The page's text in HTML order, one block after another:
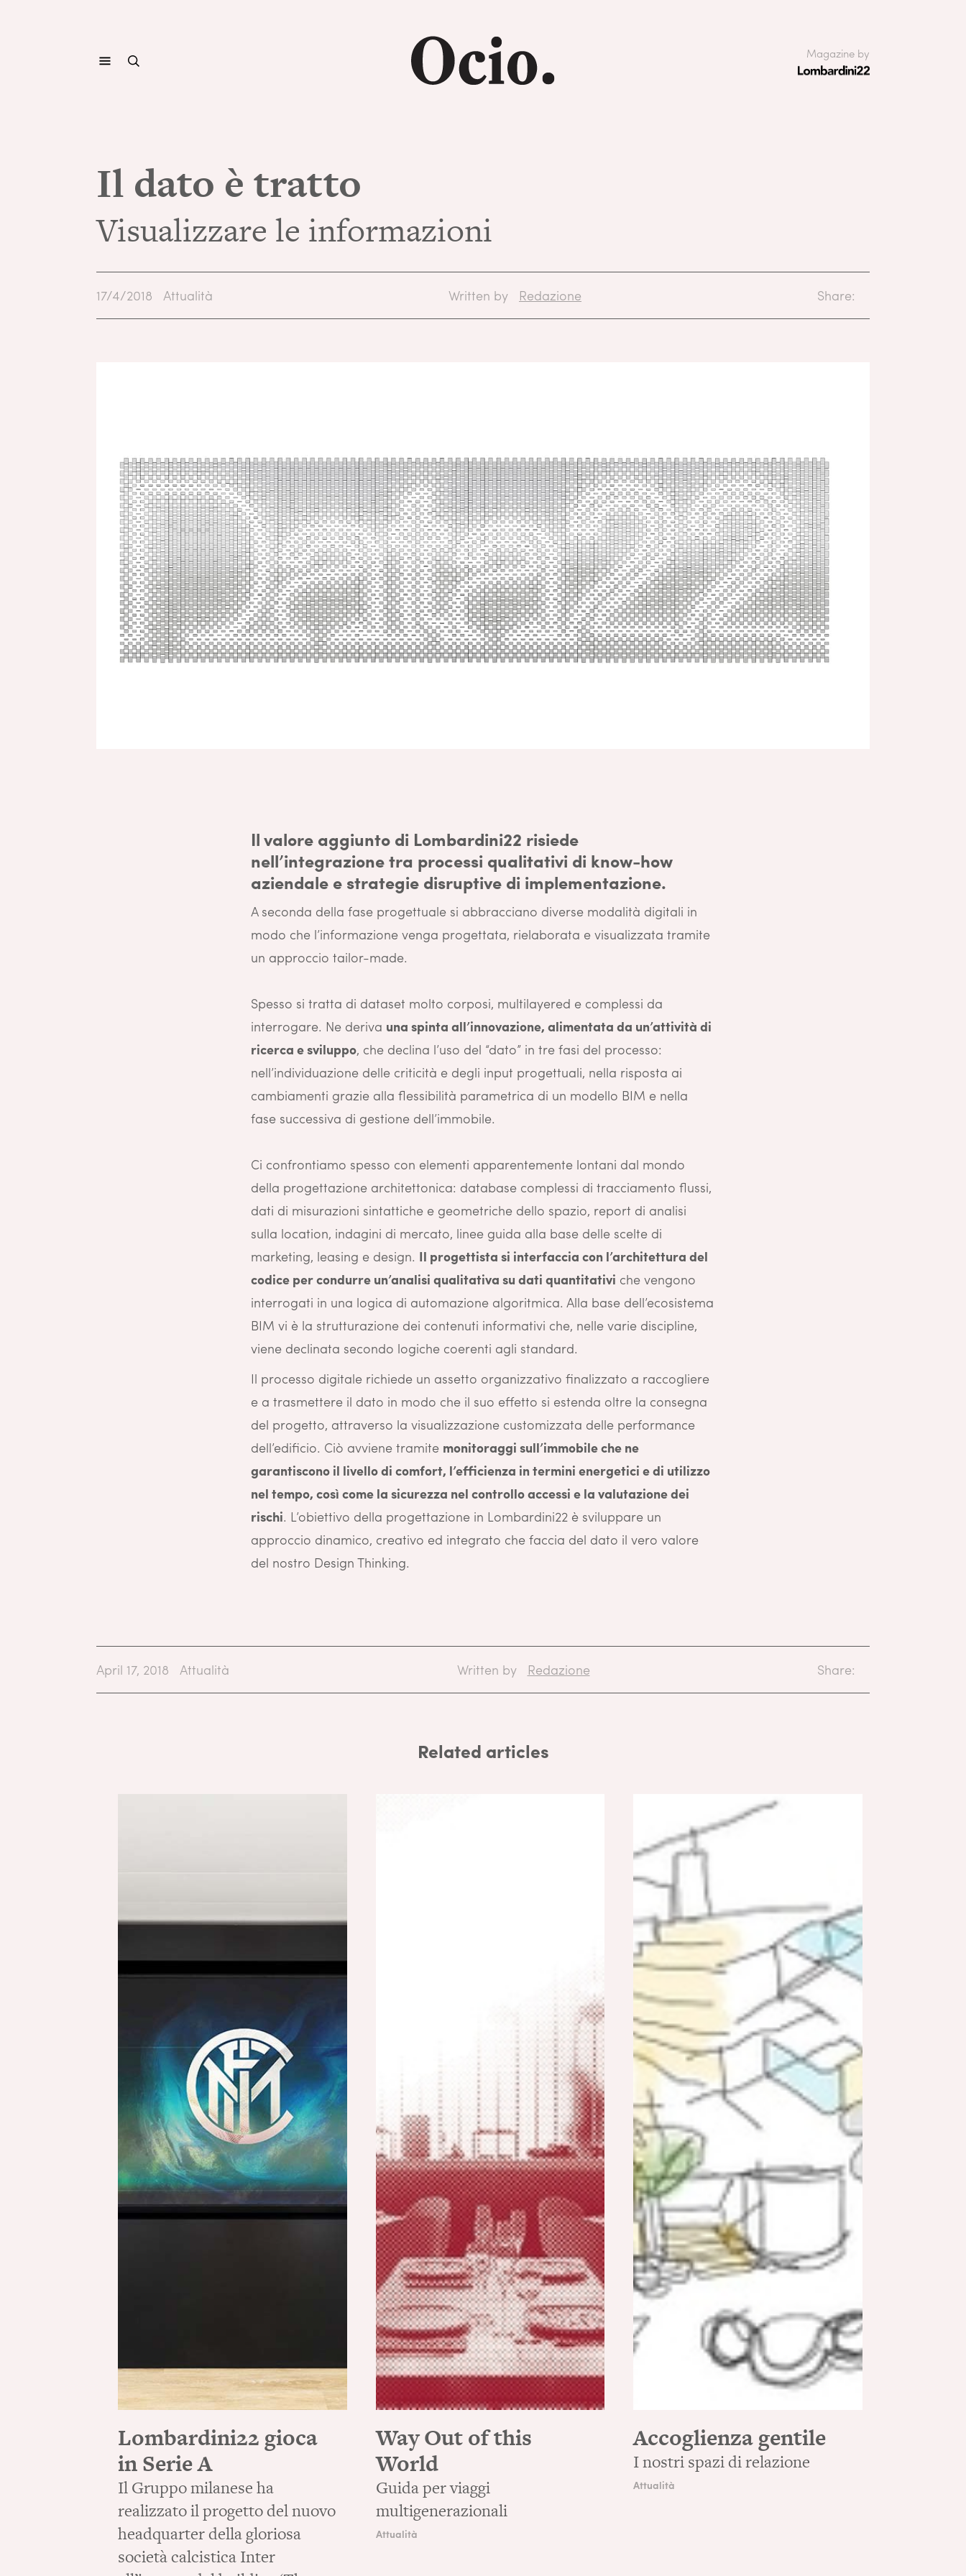
Magazine by
Il dato è tratto
Visualizzare le informazioni
17/4/2018 Attualità Written by Redazione Share:
Il valore aggiunto di Lombardini22 risiede
nell’integrazione tra processi qualitativi di know-how
aziendale e strategie disruptive di implementazione.
A seconda della fase progettuale si abbracciano diverse modalità digitali in
modo che l’informazione venga progettata, rielaborata e visualizzata tramite
un approccio tailor-made.
Spesso si tratta di dataset molto corposi, multilayered e complessi da
interrogare. Ne deriva una spinta all’innovazione, alimentata da un’attività di
ricerca e sviluppo, che declina l’uso del “dato” in tre fasi del processo:
nell’individuazione delle criticità e degli input progettuali, nella risposta ai
cambiamenti grazie alla flessibilità parametrica di un modello BIM e nella
fase successiva di gestione dell’immobile.
Ci confrontiamo spesso con elementi apparentemente lontani dal mondo
della progettazione architettonica: database complessi di tracciamento flussi,
dati di misurazioni sintattiche e geometriche dello spazio, report di analisi
sulla location, indagini di mercato, linee guida alla base delle scelte di
marketing, leasing e design. Il progettista si interfaccia con l’architettura del
codice per condurre un’analisi qualitativa su dati quantitativi che vengono
interrogati in una logica di automazione algoritmica. Alla base dell’ecosistema
BIM vi è la strutturazione dei contenuti informativi che, nelle varie discipline,
viene declinata secondo logiche coerenti agli standard.
Il processo digitale richiede un assetto organizzativo finalizzato a raccogliere
e a trasmettere il dato in modo che il suo effetto si estenda oltre la consegna
del progetto, attraverso la visualizzazione customizzata delle performance
dell’edificio. Ciò avviene tramite monitoraggi sull’immobile che ne
garantiscono il livello di comfort, l’efficienza in termini energetici e di utilizzo
nel tempo, così come la sicurezza nel controllo accessi e la valutazione dei
rischi. L’obiettivo della progettazione in Lombardini22 è sviluppare un
approccio dinamico, creativo ed integrato che faccia del dato il vero valore
del nostro Design Thinking.
April 17, 2018 Attualità Written by Redazione Share:
Related articles
Lombardini22 gioca
in Serie A
Il Gruppo milanese ha
realizzato il progetto del nuovo
headquarter della gloriosa
società calcistica Inter
Way Out of this
World
Guida per viaggi
multigenerazionali
Attualità
Accoglienza gentile
I nostri spazi di relazione
Attualità